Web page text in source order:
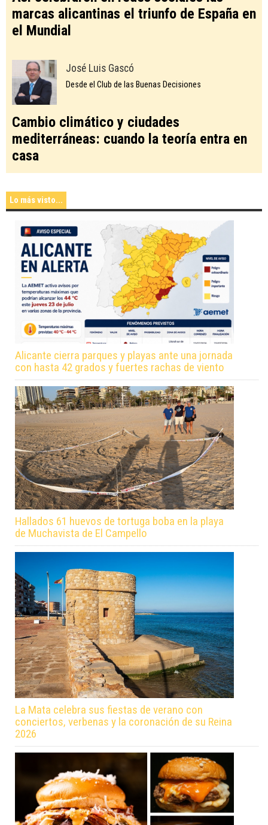
marcas alicantinas el triunfo de España en
el Mundial
José Luis Gascó
Desde el Club de las Buenas Decisiones
Cambio climático y ciudades
mediterráneas: cuando la teoría entra en
casa
Lo más visto...
Alicante cierra parques y playas ante una jornada
con hasta 42 grados y fuertes rachas de viento
Hallados 61 huevos de tortuga boba en la playa
de Muchavista de El Campello
La Mata celebra sus fiestas de verano con
conciertos, verbenas y la coronación de su Reina
2026